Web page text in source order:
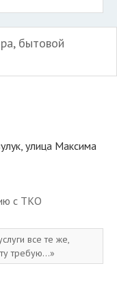
бытовой
улица Максима
с ТКО
все те же,
требую...